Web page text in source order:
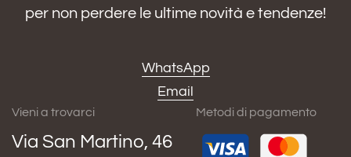
per non perdere le ultime novità e tendenze!
WhatsApp
Email
Vieni a trovarci
Via San Martino, 46
Metodi di pagamento